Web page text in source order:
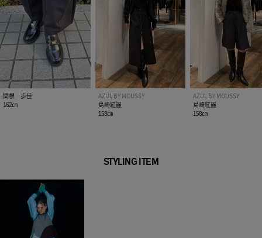
関根 歩佳
162㎝
AZUL BY MOUSSY
島崎紅麗
158㎝
AZUL BY MOUSSY
島崎紅麗
158㎝
STYLING ITEM